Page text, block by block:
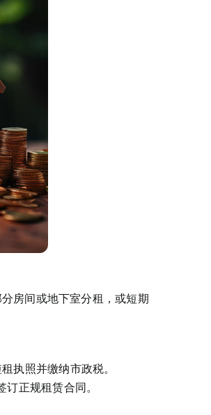
房间或地下室分租，或短期
执照并缴纳市政税。
正规租赁合同。